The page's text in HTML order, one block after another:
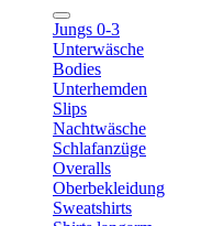
Jungs 0-3
Unterwäsche
Bodies
Unterhemden
Slips
Nachtwäsche
Schlafanzüge
Overalls
Oberbekleidung
Sweatshirts